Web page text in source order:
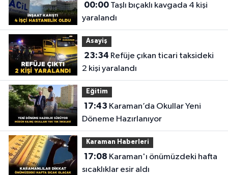
00:00Taşlı bıçaklı kavgada 4 kişi
yaralandı
Asayiş
23:34
2 kişi yaralandı
Eğitim
17:43
Döneme Hazırlanıyor
Karaman Haberleri
17:08
sıcaklıklar esir aldı